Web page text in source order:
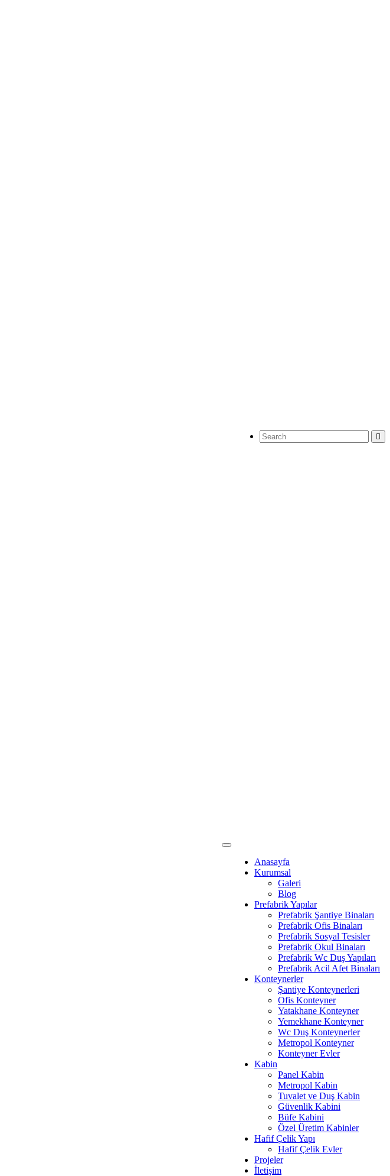
Anasayfa
Kurumsal
Galeri
Blog
Prefabrik Yapılar
Prefabrik Şantiye Binaları
Prefabrik Ofis Binaları
Prefabrik Sosyal Tesisler
Prefabrik Okul Binaları
Prefabrik Wc Duş Yapıları
Prefabrik Acil Afet Binaları
Konteynerler
Şantiye Konteynerleri
Ofis Konteyner
Yatakhane Konteyner
Yemekhane Konteyner
Wc Duş Konteynerler
Metropol Konteyner
Konteyner Evler
Kabin
Panel Kabin
Metropol Kabin
Tuvalet ve Duş Kabin
Güvenlik Kabini
Büfe Kabini
Özel Üretim Kabinler
Hafif Çelik Yapı
Hafif Çelik Evler
Projeler
İletişim